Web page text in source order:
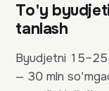
To'y
tanlash
Byudjetni 15–25
— 30 mln